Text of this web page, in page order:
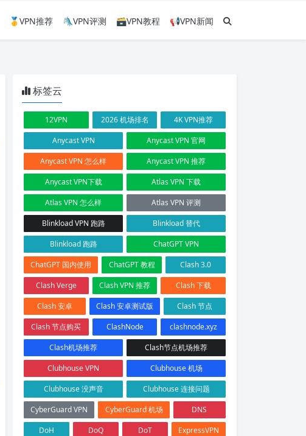
🥇VPN推荐 🛝VPN评测 🗃VPN教程 📢VPN新闻
标签云
12VPN 2026 机场排名
4K VPN推荐
Anycast VPN
Anycast VPN 官网
Anycast VPN 怎么样
Anycast VPN 推荐
Anycast VPN下载
Atlas VPN 下载
Atlas VPN 怎么样
Atlas VPN 评测
Blinkload VPN 跑路
Blinkload 替代
Blinkload 跑路
ChatGPT VPN
ChatGPT 国内使用
ChatGPT 教程
Clash 3.0
Clash Verge
Clash VPN 推荐
Clash 下载
Clash 安卓
Clash 安卓测试版
Clash 节点
Clash 节点购买
ClashNode
clashnode.xyz
Clash机场推荐
Clash节点机场推荐
Clubhouse VPN
Clubhouse 机场
Clubhouse 没声音
Clubhouse 连接问题
CyberGuard VPN
CyberGuard 机场
DNS
DoH
DoQ DoT
ExpressVPN